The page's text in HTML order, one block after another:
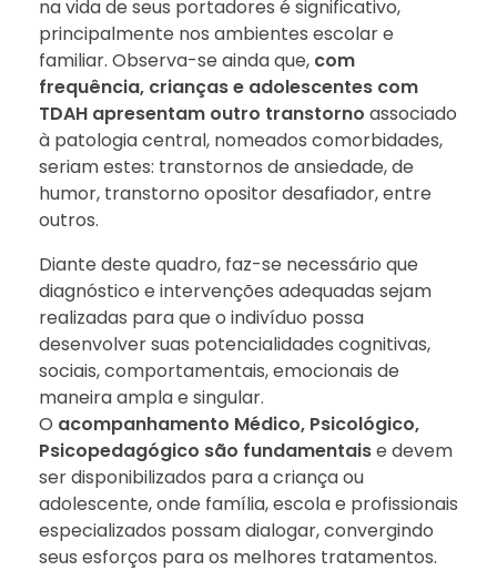
na vida de seus portadores é significativo,
principalmente nos ambientes escolar e
familiar. Observa-se ainda que, com
frequência, crianças e adolescentes com
TDAH apresentam outro transtorno associado
à patologia central, nomeados comorbidades,
seriam estes: transtornos de ansiedade, de
humor, transtorno opositor desafiador, entre
outros.
Diante deste quadro, faz-se necessário que
diagnóstico e intervenções adequadas sejam
realizadas para que o indivíduo possa
desenvolver suas potencialidades cognitivas,
sociais, comportamentais, emocionais de
maneira ampla e singular.
O acompanhamento Médico, Psicológico,
Psicopedagógico são fundamentaise devem
ser disponibilizados para a criança ou
adolescente, onde família, escola e profissionais
especializados possam dialogar, convergindo
seus esforços para os melhores tratamentos.